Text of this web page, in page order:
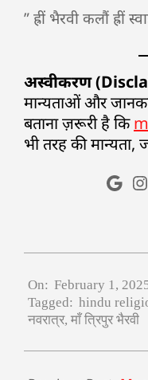
” ह्रीं भैरवी कलौं ह्रीं
अस्वीकरण
मान्यताओं और
बताना ज़रूरी है कि
भी तरह की मान्यता,
On: February 1,
Tagged: hindu
नवरात्र, माँ त्रिपुर भैरवी